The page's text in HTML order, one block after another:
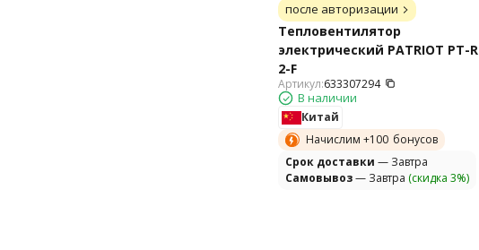
после авторизации
Тепловентилятор
электрический PATRIOT PT-R
2-F
Артикул:633307294
В наличии
Китай
Начислим +100 бонусов
Cрок доставки — Завтра
Самовывоз— Завтра (скидка 3%)